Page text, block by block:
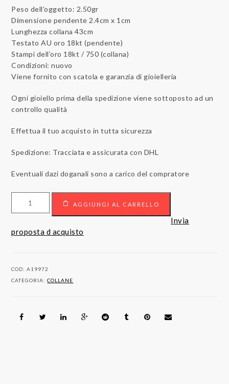
Peso dell’oggetto: 2.50gr
Dimensione pendente 2.4cm x 1cm
Lunghezza collana 43cm
Testato AU oro 18kt (pendente)
Stampi dell’oro 18kt / 750 (collana)
Condizioni: nuovo
Viene fornito con scatola e garanzia di gioielleria
Ogni gioiello prima della spedizione viene sottoposto ad un
controllo qualità
Effettua il tuo acquisto in tutta sicurezza
Spedizione: Tracciata e assicurata con DHL
Eventuali dazi doganali sono a carico del compratore
in
AGGIUNGI AL CARRELLO
Invia
proposta d acquisto
COD:A19972
CATEGORIA:COLLANE